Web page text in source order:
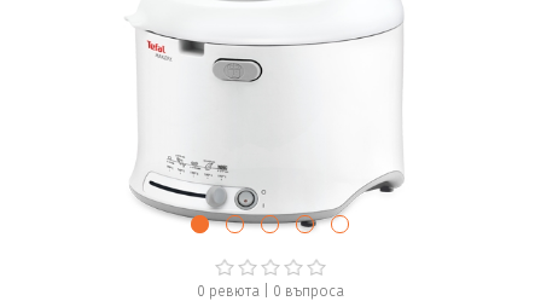
0 ревюта| 0 въпроса